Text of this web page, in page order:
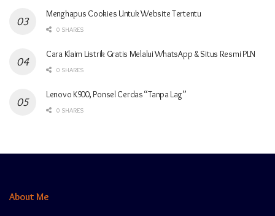
Menghapus Cookies Untuk Website Tertentu
0 SHARES
Cara Klaim Listrik Gratis Melalui WhatsApp & Situs Resmi PLN
0 SHARES
Lenovo K900, Ponsel Cerdas “Tanpa Lag”
0 SHARES
About Me